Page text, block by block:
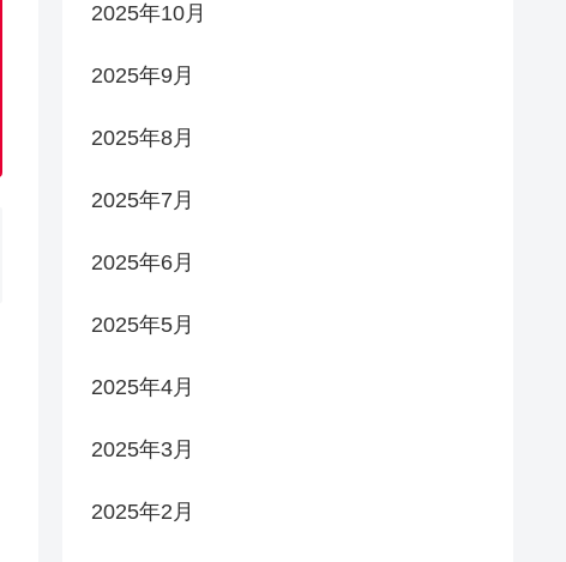
2025年10月
2025年9月
2025年8月
2025年7月
2025年6月
2025年5月
2025年4月
2025年3月
2025年2月